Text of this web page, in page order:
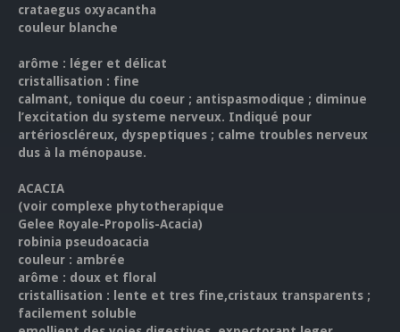
crataegus oxyacantha
couleur blanche
arôme : léger et délicat
cristallisation : fine
calmant, tonique du coeur ; antispasmodique ; diminue
l’excitation du systeme nerveux. Indiqué pour
artérioscléreux, dyspeptiques ; calme troubles nerveux
dus à la ménopause.
ACACIA
(voir complexe phytotherapique
Gelee Royale-Propolis-Acacia)
robinia pseudoacacia
couleur : ambrée
arôme : doux et floral
cristallisation : lente et tres fine,cristaux transparents ;
facilement soluble